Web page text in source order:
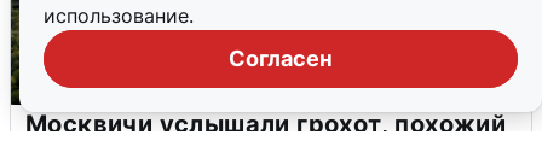
использование.
Согласен
Москвичи услышали грохот, похожий